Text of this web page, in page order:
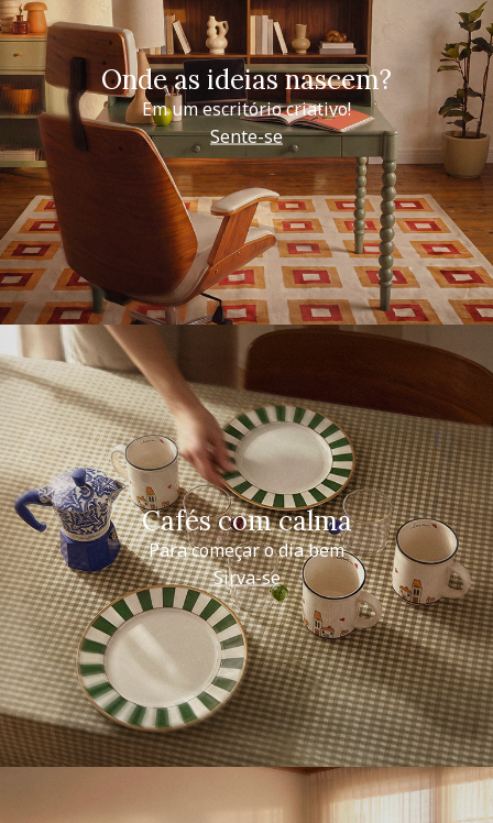
Onde as ideias nascem?
Em um escritório criativo!
Sente-se
Cafés com calma
Para começar o dia bem
Sirva-se